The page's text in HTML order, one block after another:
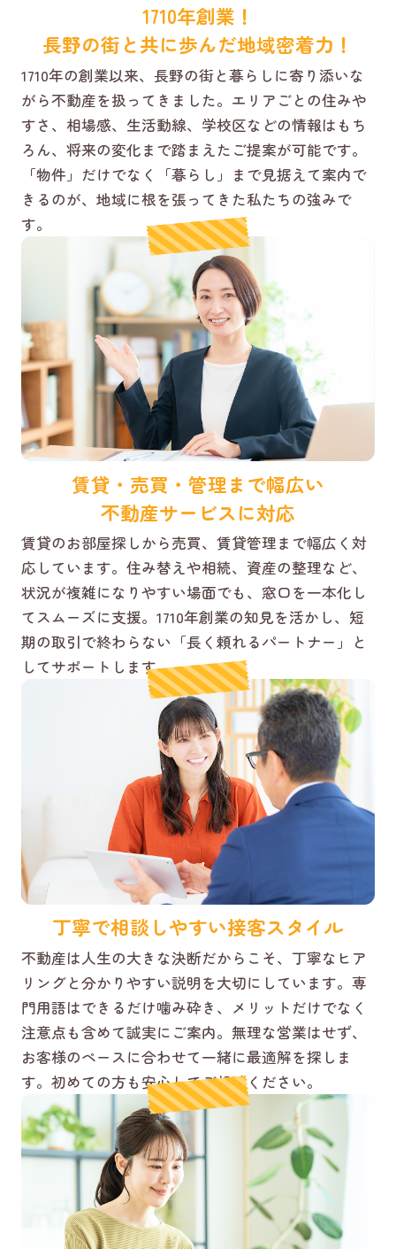
1710年創業！
長野の街と共に歩んだ地域密着力！
1710年の創業以来、長野の街と暮らしに寄り添いな
がら不動産を扱ってきました。エリアごとの住みや
すさ、相場感、生活動線、学校区などの情報はもち
ろん、将来の変化まで踏まえたご提案が可能です。
「物件」だけでなく「暮らし」まで見据えて案内で
きるのが、地域に根を張ってきた私たちの強みで
す。
賃貸・売買・管理まで幅広い
不動産サービスに対応
賃貸のお部屋探しから売買、賃貸管理まで幅広く対
応しています。住み替えや相続、資産の整理など、
状況が複雑になりやすい場面でも、窓口を一本化し
てスムーズに支援。1710年創業の知見を活かし、短
期の取引で終わらない「長く頼れるパートナー」と
してサポートします。
丁寧で相談しやすい接客スタイル
不動産は人生の大きな決断だからこそ、丁寧なヒア
リングと分かりやすい説明を大切にしています。専
門用語はできるだけ噛み砕き、メリットだけでなく
注意点も含めて誠実にご案内。無理な営業はせず、
お客様のペースに合わせて一緒に最適解を探しま
す。初めての方も安心してご相談ください。